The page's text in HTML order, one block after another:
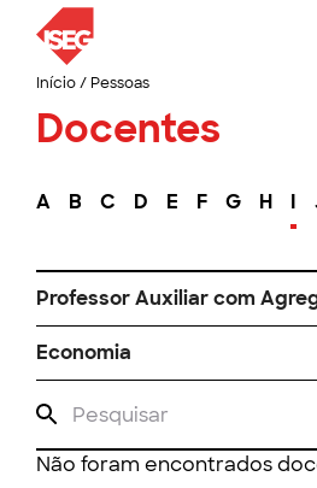
Início/ Pessoas
Docentes
A B C D E F G H I
Professor Auxiliar com
Economia
Não foram encontrados